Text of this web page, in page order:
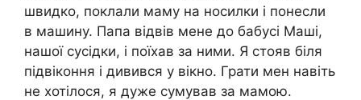
швидко, поклали маму на носилки і понесли
в машину. Папа відвів мене до бабусі Маші,
нашої сусідки, і поїхав за ними. Я стояв біля
підвіконня і дивився у вікно. Грати мен навіть
не хотілося, я дуже сумував за мамою.